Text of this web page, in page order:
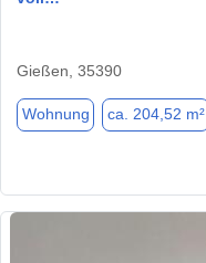
Gießen, 35390
Wohnung ca. 204,52 m²